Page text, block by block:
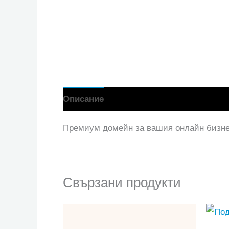
Описание
Премиум домейн за вашия онлайн
Свързани продукти